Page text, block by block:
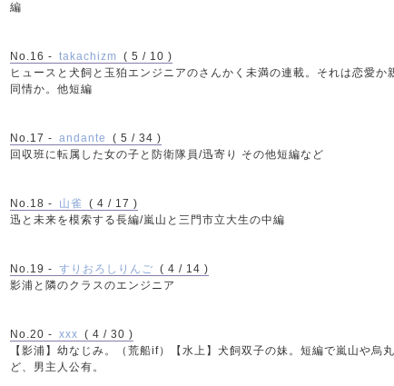
編
No.16 - takachizm ( 5 / 10 )
ヒュースと犬飼と玉狛エンジニアのさんかく未満の連載。それは恋愛か
同情か。他短編
No.17 - andante
( 5 / 34 )
回収班に転属した女の子と防衛隊員/迅寄り その他短編など
No.18 - 山雀
( 4 / 17 )
迅と未来を模索する長編/嵐山と三門市立大生の中編
No.19 - すりおろしりんご ( 4 / 14 )
影浦と隣のクラスのエンジニア
No.20 - xxx ( 4 / 30 )
【影浦】幼なじみ。（荒船if）【水上】犬飼双子の妹。短編で嵐山や烏
ど、男主人公有。